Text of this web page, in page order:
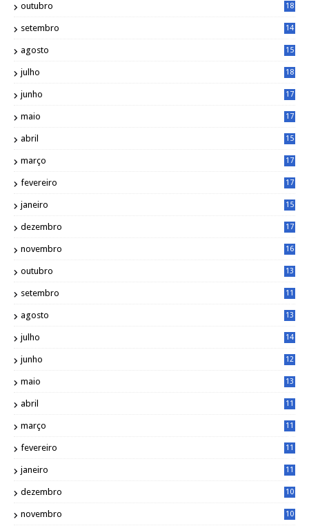
outubro
18
setembro
14
agosto
15
julho
18
junho
17
maio
17
abril
15
março
17
fevereiro
17
janeiro
15
dezembro
17
novembro
16
outubro
13
setembro
11
agosto
13
julho
14
junho
12
maio
13
abril
11
março
11
fevereiro
11
janeiro
11
dezembro
10
novembro
10